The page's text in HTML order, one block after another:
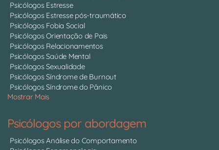
Psicólogos Estresse
Psicólogos Estresse pós-traumático
Psicólogos Fobia Social
Psicólogos Orientação de Pais
Psicólogos Relacionamentos
Psicólogos Saúde Mental
Psicólogos Sexualidade
Psicólogos Síndrome de Burnout
Psicólogos Síndrome do Pânico
Mostrar Mais
Psicólogos por abordagem
Psicólogos Análise do Comportamento